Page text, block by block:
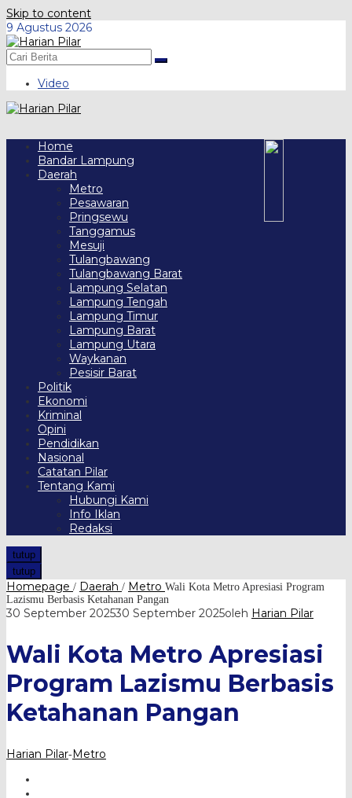
Skip to content
9 Agustus 2026
Video
Home
Bandar Lampung
Daerah
Metro
Pesawaran
Pringsewu
Tanggamus
Mesuji
Tulangbawang
Tulangbawang Barat
Lampung Selatan
Lampung Tengah
Lampung Timur
Lampung Barat
Lampung Utara
Waykanan
Pesisir Barat
Politik
Ekonomi
Kriminal
Opini
Pendidikan
Nasional
Catatan Pilar
Tentang Kami
Hubungi Kami
Info Iklan
Redaksi
tutup
tutup
Homepage / Daerah / Metro Wali Kota Metro Apresiasi Program
Lazismu Berbasis Ketahanan Pangan
30 September 202530 September 2025oleh Harian Pilar
Wali Kota Metro Apresiasi
Program Lazismu Berbasis
Ketahanan Pangan
Harian Pilar-Metro